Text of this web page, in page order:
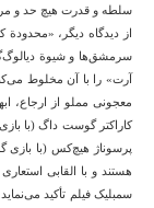
سلطه و قدرت هیچ حد و
از دیدگاه دیگر،
سرمشق‌ها و شیوة
آرت» را با آن مخلوط
معجونی مملو از ارجاع،
کاراکتر گوست داگ (با
پرسوناژ هیچ‌کس (با
هستند و با القابی
سمبلیک فیلم تأکید